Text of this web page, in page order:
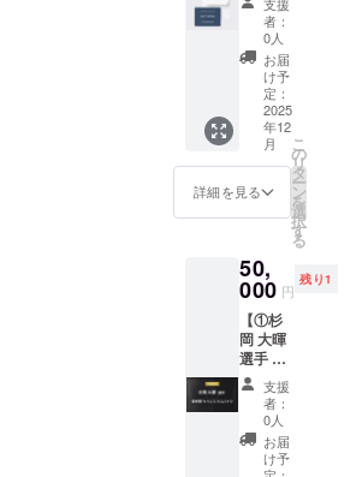
希望さ
れない
場合は
「掲載
なし」
とご記
入くだ
さい。
望のお
名前を
記載い
たしま
す。 ・
掲載場
所：
TRANK
SHONA
Nの公式
HP ・掲
2025年
5月1
日〜1年
間掲載
・掲載
方法：
文字の
み ・注
意事
項：掲
載を希
確認く
ださ
い） ・
カラー
展開：
ホワイ
ト ※背
番号を
ご希望
の方
ご入力
くださ
②HPへ
の氏名
掲載権
全ての
リター
ン品に
付属し
ます。
静岡県
裾野市
で実施
いたし
ます。
最先端
の技術
をマン
ツーマ
ンで体
です。
・開催
場所：
静岡県
裾野市
（詳細
はメー
ルにて
ご案内
いたし
カーイ
ベント
参加権
+ ②HP
への氏
名掲載
権】 ①
パート
ナーと
のサッ
カーイ
ベント
TRANK
SHONA
Nのパー
トナー4
名（杉
岡選
手、金
子選
手、真
瀬選
手、高
者：
0人
お届
け予
定：
2025
年12
月
詳細を見る
こ
の
リ
タ
ー
ン
を
選
択
す
る
50,
000 円
残り1
【①杉
岡 大暉
選手 実
使用サ
イン入
りスパ
イク +
②HPへ
支援
者：
0人
お届
け予